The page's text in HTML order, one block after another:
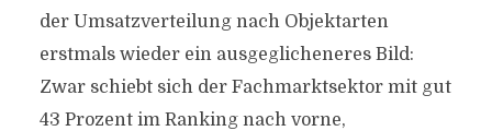
der Umsatzverteilung nach Objektarten
erstmals wieder ein ausgeglicheneres Bild:
Zwar schiebt sich der Fachmarktsektor mit gut
43 Prozent im Ranking nach vorne,